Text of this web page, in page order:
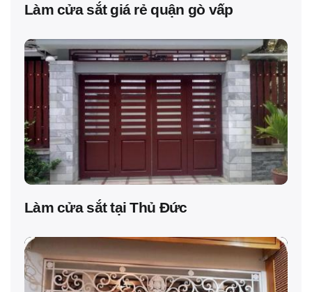
Làm cửa sắt giá rẻ quận gò vấp
Làm cửa sắt tại Thủ Đức